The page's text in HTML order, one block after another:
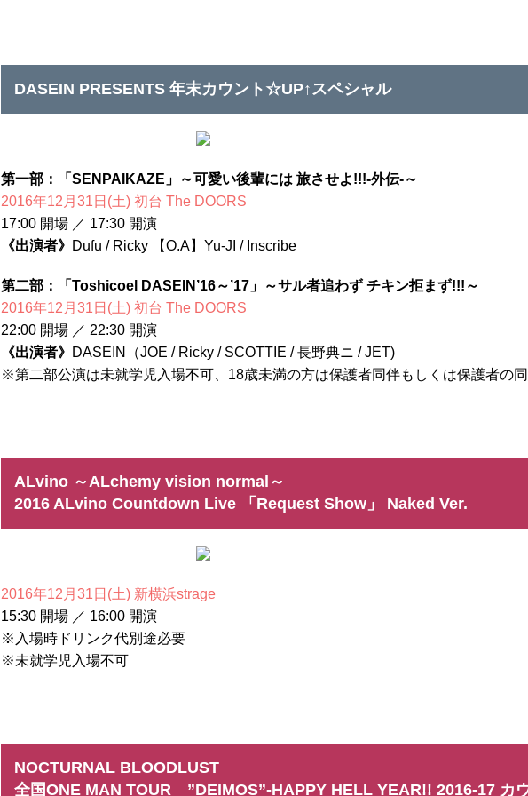
DASEIN PRESENTS 年末カウント☆UP↑スペシャル
第一部：「SENPAIKAZE」～可愛い後輩には 旅させよ!!!-外伝-～
2016年12月31日(土) 初台 The DOORS
17:00 開場 ／ 17:30 開演
《出演者》 Dufu / Ricky 【O.A】Yu-JI / Inscribe
第二部：「Toshicoel DASEIN’16～’17」～サル者追わず チキン拒まず!!!～
2016年12月31日(土) 初台 The DOORS
22:00 開場 ／ 22:30 開演
《出演者》 DASEIN（JOE / Ricky / SCOTTIE / 長野典ニ / JET)
※第二部公演は未就学児入場不可、18歳未満の方は保護者同伴もしくは保護者の同
ALvino ～ALchemy vision normal～
2016 ALvino Countdown Live 「Request Show」 Naked Ver.
2016年12月31日(土) 新横浜strage
15:30 開場 ／ 16:00 開演
※入場時ドリンク代別途必要
※未就学児入場不可
NOCTURNAL BLOODLUST
全国ONE MAN TOUR ”DEIMOS”-HAPPY HELL YEAR!! 2016-17 カ